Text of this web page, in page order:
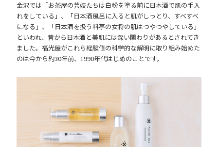
金沢では「お茶屋の芸妓たちは白粉を塗る前に日本酒で肌の手入
れをしている」、「日本酒風呂に入ると肌がしっとり、すべすべ
になる」、「日本酒を扱う料亭の女将の肌はつやつやしている」
といわれ、昔から日本酒と美肌には深い関わりがあるとされてき
ました。福光屋がこれら経験値の科学的な解明に取り組み始めた
のは今から約30年前、1990年代はじめのことです。